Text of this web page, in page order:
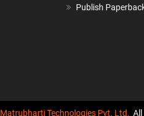
Publish
Matrubharti Technologies Pvt. Ltd. All